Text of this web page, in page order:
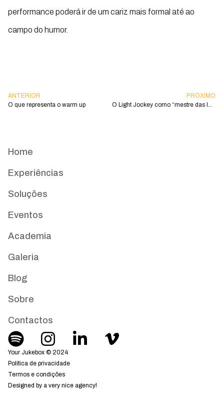
performance poderá ir de um cariz mais formal até ao
campo do humor.
ANTERIOR
O que representa o warm up
PRÓXIMO
O Light Jockey como “mestre das luzes”
Home
Experiências
Soluções
Eventos
Academia
Galeria
Blog
Sobre
Contactos
Your Jukebox © 2024
Política de privacidade
Termos e condições
Designed by a very nice agency!